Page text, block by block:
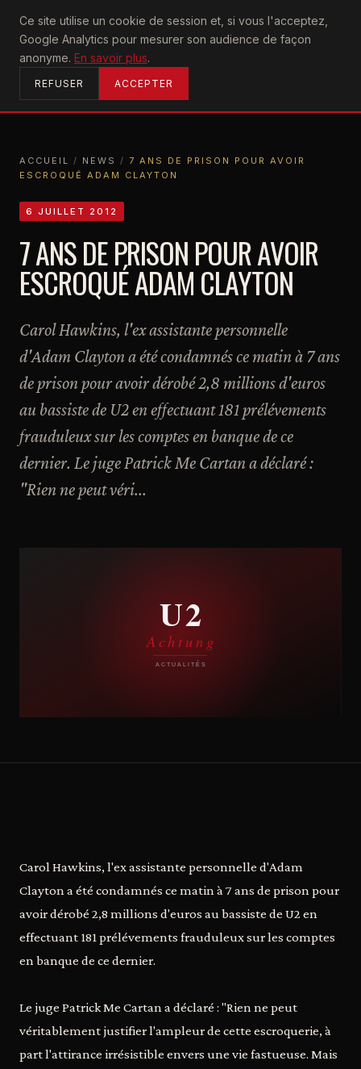
Ce site utilise un cookie de session et, si vous l'acceptez,
Google Analytics pour mesurer son audience de façon
anonyme. En savoir plus.
REFUSER ACCEPTER
U2achtung
ACCUEIL
ACCUEIL
ACCUEIL / NEWS / 7 ANS DE PRISON POUR AVOIR
ESCROQUÉ ADAM CLAYTON
6 JUILLET 2012
7 ANS DE PRISON POUR AVOIR
ESCROQUÉ ADAM CLAYTON
Carol Hawkins, l'ex assistante personnelle
d'Adam Clayton a été condamnés ce matin à 7 ans
de prison pour avoir dérobé 2,8 millions d'euros
au bassiste de U2 en effectuant 181 prélévements
frauduleux sur les comptes en banque de ce
dernier. Le juge Patrick Me Cartan a déclaré :
"Rien ne peut véri...
Carol Hawkins, l'ex assistante personnelle d'Adam
Clayton a été condamnés ce matin à 7 ans de prison pour
avoir dérobé 2,8 millions d'euros au bassiste de U2 en
effectuant 181 prélévements frauduleux sur les comptes
en banque de ce dernier.
Le juge Patrick Me Cartan a déclaré : "Rien ne peut
véritablement justifier l'ampleur de cette escroquerie, à
part l'attirance irrésistible envers une vie fastueuse. Mais